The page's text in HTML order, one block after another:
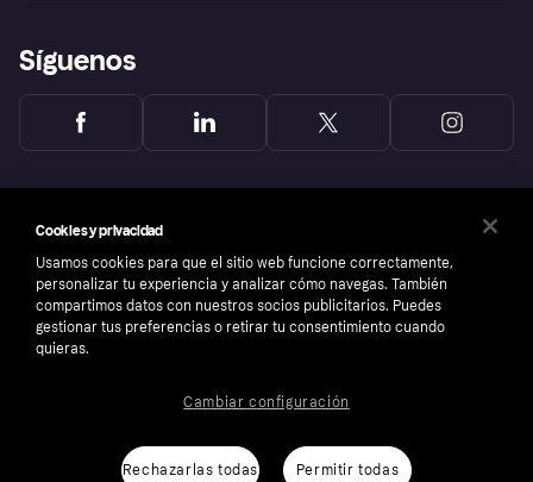
Síguenos
Número de empresa: 556737-0431
Cookies y privacidad
Usamos cookies para que el sitio web funcione correctamente,
personalizar tu experiencia y analizar cómo navegas. También
compartimos datos con nuestros socios publicitarios. Puedes
gestionar tus preferencias o retirar tu consentimiento cuando
quieras.
Rechazarlas todas Permitir todas
Cambiar configuración